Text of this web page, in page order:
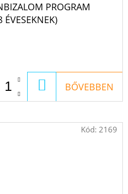
PROGRAM
KOSÁRBA
BŐVEBBEN
Kód: 2169